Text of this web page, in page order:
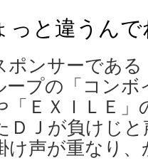
と違うんで
ンサーである
ープの「コン
「ＥＸＩＬＥ
ＤＪが負けじ
け声が重なり